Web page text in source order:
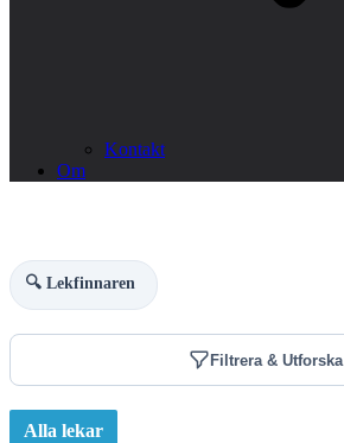
Kontakt
Om
🔍 Lekfinnaren
Filtrera & Utforska
Alla lekar